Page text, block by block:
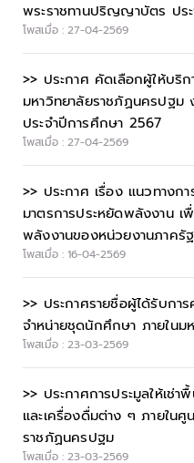
พระราชทานปริญญาบัตร ปร
โพสเมื่อ : 27-04-2569
>> ประกาศ คัดเลือกผู้ให้บริ
มหาวิทยาลัยราชภัฏนครปฐ
ประจำปีการศึกษา 2567
โพสเมื่อ : 27-04-2569
>> ประกาศ เรื่อง แนวทาง
มาตรการประหยัดพลังงาน เ
พลังงานของหน่วยงานภาครัฐ
โพสเมื่อ : 16-04-2569
>> ประกาศรายชื่อผู้ได้รับกา
จำหน่ายชุดนักศึกษา ภายใน
โพสเมื่อ : 23-03-2569
>> ประกาศการประมูลให้เช่
และเครื่องดื่มต่าง ๆ ภายใน
ราชภัฏนครปฐม
โพสเมื่อ : 23-03-2569